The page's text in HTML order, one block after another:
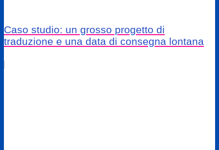
Caso studio: un grosso progetto di
traduzione e una data di consegna lontana